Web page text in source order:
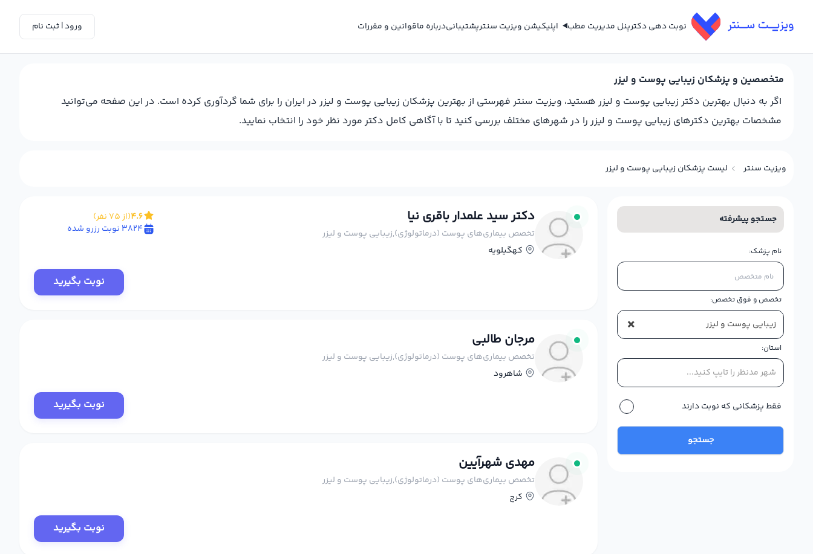
نوبت دهی دکترپنل مدیریت مطب اپلیکیشن ویزیت سنترپشتیبانیدرباره ماقوانین و مقررات ورود | ثبت نام
متخصصین و پزشکان زيبايي پوست و لیزر
اگر به دنبال بهترین دکتر زيبايي پوست و لیزر هستید، ویزیت سنتر فهرستی از بهترین پزشکان زيبايي پوست و لیزر در ایران را برای شما گردآوری کرده است. در این صفحه می‌توانید
مشخصات بهترین دکترهای زيبايي پوست و لیزر را در شهرهای مختلف بررسی کنید تا با آگاهی کامل دکتر مورد نظر خود را انتخاب نمایید.
ویزیت سنتر لیست پزشکان زيبايي پوست و لیزر
دکتر سید علمدار باقری نیا
تخصص بیماری‌های پوست (درماتولوژی),زيبايي پوست و لیزر
کهگیلویه
4.6(از 75 نفر)
3824 نوبت رزرو شده
نوبت بگیرید
مرجان طالبی
تخصص بیماری‌های پوست (درماتولوژی),زيبايي پوست و لیزر
شاهرود
نوبت بگیرید
مهدی شهرآیین
تخصص بیماری‌های پوست (درماتولوژی),زيبايي پوست و لیزر
کرج
نوبت بگیرید
جستجو پیشرفته
نام پزشک:
تخصص و فوق تخصص:
× زيبايي پوست و لیزر
استان:
شهر مدنظر را تایپ کنید...
فقط پزشکانی که نوبت دارند
جستجو